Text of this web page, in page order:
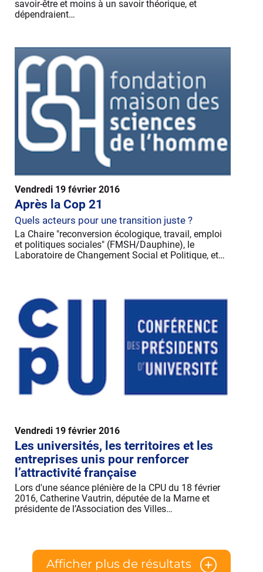
savoir-être et moins à un savoir théorique, et
dépendraient…
Vendredi 19 février 2016
Après la Cop 21
Quels acteurs pour une transition juste ?
La Chaire "reconversion écologique, travail, emploi
et politiques sociales" (FMSH/Dauphine), le
Laboratoire de Changement Social et Politique, et…
Vendredi 19 février 2016
Les universités, les territoires et les
entreprises unis pour renforcer
l’attractivité française
Lors d'une séance plénière de la CPU du 18 février
2016, Catherine Vautrin, députée de la Marne et
présidente de l’Association des Villes…
Afficher plus de résultats